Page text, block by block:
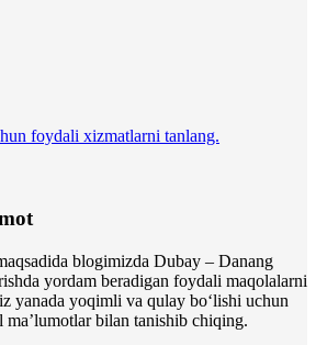
foydali xizmatlarni tanlang.
blogimizda Dubay – Danang
yordam beradigan foydali maqolalarni
yanada yoqimli va qulay bo‘lishi uchun
ma’lumotlar bilan tanishib chiqing.